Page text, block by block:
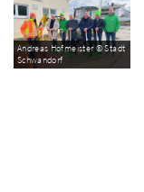
Andreas Hofmeister © Stadt
Schwandorf